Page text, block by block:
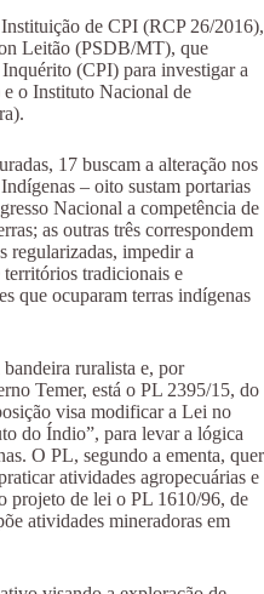
de CPI (RCP 26/2016),
Leitão (PSDB/MT), que
(CPI) para investigar a
o Instituto Nacional de
17 buscam a alteração nos
– oito sustam portarias
Nacional a competência de
as outras três correspondem
regularizadas, impedir a
territórios tradicionais e
que ocuparam terras indígenas
ruralista e, por
Temer, está o PL 2395/15, do
visa modificar a Lei no
do Índio”, para levar a lógica
O PL, segundo a ementa, quer
atividades agropecuárias e
projeto de lei o PL 1610/96, de
atividades mineradoras em